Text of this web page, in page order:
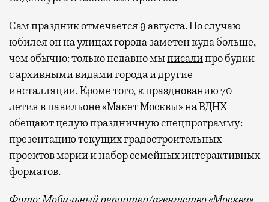
Сам праздник отмечается 9 августа. По случаю
юбилея он на улицах города заметен куда больше,
чем обычно: только недавно мыписалипро будки
с архивными видами города и другие
инсталляции. Кроме того, к празднованию 70-
летия в павильоне «Макет Москвы» на ВДНХ
обещают целую праздничную спецпрограмму:
презентацию текущих градостроительных
проектов мэрии и набор семейных интерактивных
форматов.